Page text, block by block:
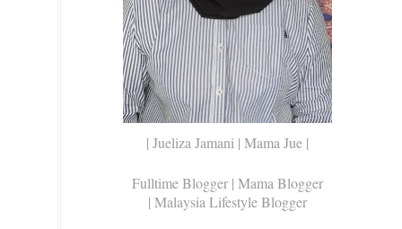
| Jueliza Jamani | Mama Jue |
Fulltime Blogger | Mama Blogger
| Malaysia Lifestyle Blogger